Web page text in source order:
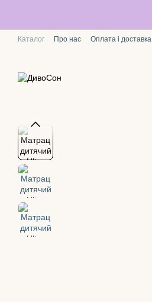
Каталог Про нас Оплата і доставка